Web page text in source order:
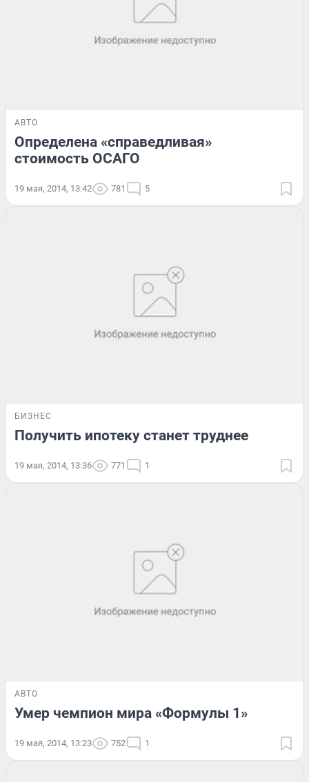
АВТО
Определена «справедливая»
стоимость ОСАГО
19 мая, 2014, 13:42 781 5
БИЗНЕС
Получить ипотеку станет труднее
19 мая, 2014, 13:36 771 1
АВТО
Умер чемпион мира «Формулы 1»
19 мая, 2014, 13:23 752 1